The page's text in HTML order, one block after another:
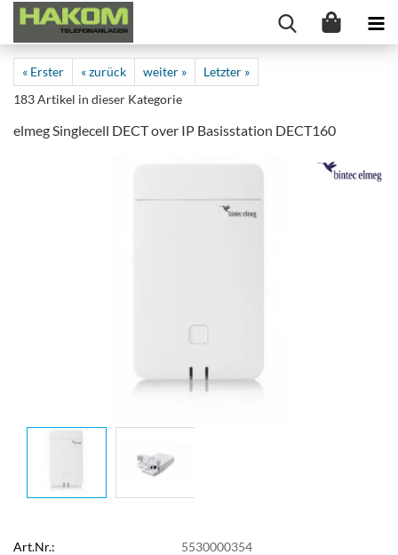
« Erster « zurück weiter »
Letzter »
183Artikel in dieser Kategorie
elmeg Singlecell DECT over IP Basisstation DECT160
Art.Nr.:
5530000354